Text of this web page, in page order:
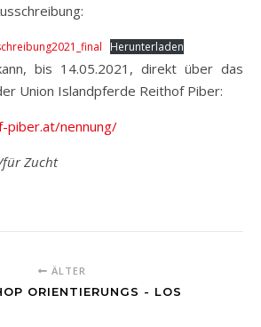
Herunterladen
bis 14.05.2021, direkt über das
Union Islandpferde Reithof Piber:
nennung/
für Zucht
ÄLTER
ORIENTIERUNGS - LOS